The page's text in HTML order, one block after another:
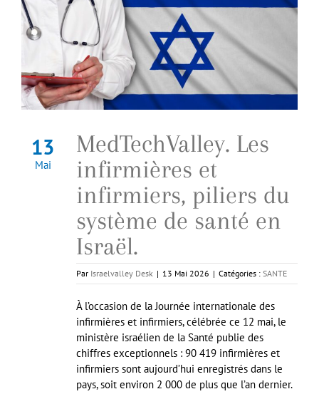
13
Mai
MedTechValley. Les
infirmières et
infirmiers, piliers du
système de santé en
Israël.
Par Israelvalley Desk | 13 Mai 2026 | Catégories : SANTE
À l’occasion de la Journée internationale des
infirmières et infirmiers, célébrée ce 12 mai, le
ministère israélien de la Santé publie des
chiffres exceptionnels : 90 419 infirmières et
infirmiers sont aujourd’hui enregistrés dans le
pays, soit environ 2 000 de plus que l’an dernier.